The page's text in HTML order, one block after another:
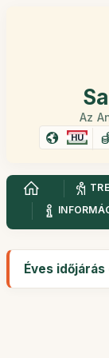
Az
HU
Éves